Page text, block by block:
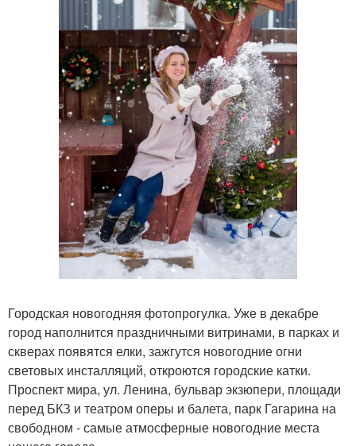
Городская новогодняя фотопрогулка. Уже в декабре
город наполнится праздничными витринами, в парках и
скверах появятся елки, зажгутся новогодние огни
световых инсталляций, откроются городские катки.
Проспект мира, ул. Ленина, бульвар экзюпери, площади
перед БКЗ и театром оперы и балета, парк Гагарина на
свободном - самые атмосферные новогодние места